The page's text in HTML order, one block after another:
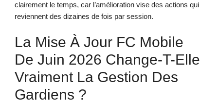
clairement le temps, car l’amélioration vise des actions qui
reviennent des dizaines de fois par session.
La Mise À Jour FC Mobile
De Juin 2026 Change-T-Elle
Vraiment La Gestion Des
Gardiens ?